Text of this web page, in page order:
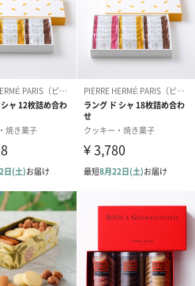
ター、粉糖、乾燥卵白、砂糖、香料、
・幅50mm〜60mm・高さ10mm
75mm・高さ40mm
、リボン
イシングクッキー女の子 5枚入り